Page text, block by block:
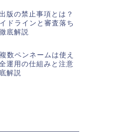
版の禁止事項とは？
ドラインと審査落ち
底解説
数ペンネームは使え
運用の仕組みと注意
解説